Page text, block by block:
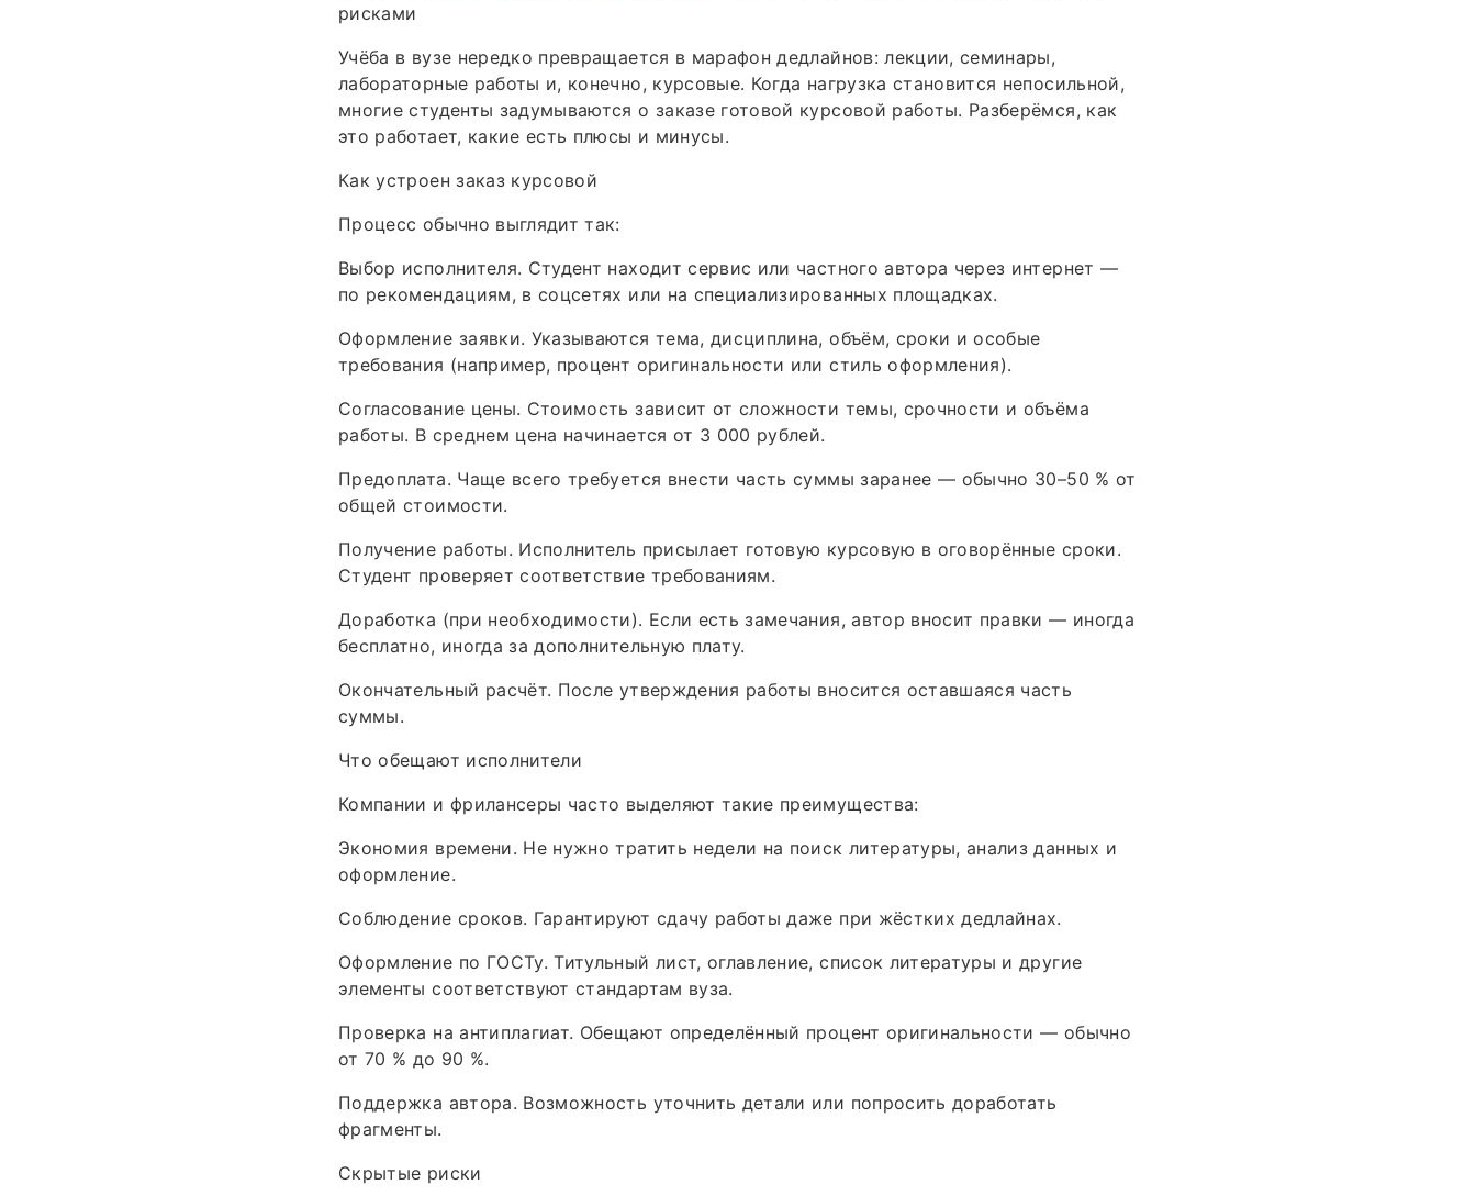
рисками
Учёба в вузе нередко превращается в марафон дедлайнов: лекции, семинары,
лабораторные работы и, конечно, курсовые. Когда нагрузка становится непосильной,
многие студенты задумываются о заказе готовой курсовой работы. Разберёмся, как
это работает, какие есть плюсы и минусы.
Как устроен заказ курсовой
Процесс обычно выглядит так:
Выбор исполнителя. Студент находит сервис или частного автора через интернет —
по рекомендациям, в соцсетях или на специализированных площадках.
Оформление заявки. Указываются тема, дисциплина, объём, сроки и особые
требования (например, процент оригинальности или стиль оформления).
Согласование цены. Стоимость зависит от сложности темы, срочности и объёма
работы. В среднем цена начинается от 3 000 рублей.
Предоплата. Чаще всего требуется внести часть суммы заранее — обычно 30–50 % от
общей стоимости.
Получение работы. Исполнитель присылает готовую курсовую в оговорённые сроки.
Студент проверяет соответствие требованиям.
Доработка (при необходимости). Если есть замечания, автор вносит правки — иногда
бесплатно, иногда за дополнительную плату.
Окончательный расчёт. После утверждения работы вносится оставшаяся часть
суммы.
Что обещают исполнители
Компании и фрилансеры часто выделяют такие преимущества:
Экономия времени. Не нужно тратить недели на поиск литературы, анализ данных и
оформление.
Соблюдение сроков. Гарантируют сдачу работы даже при жёстких дедлайнах.
Оформление по ГОСТу. Титульный лист, оглавление, список литературы и другие
элементы соответствуют стандартам вуза.
Проверка на антиплагиат. Обещают определённый процент оригинальности — обычно
от 70 % до 90 %.
Поддержка автора. Возможность уточнить детали или попросить доработать
фрагменты.
Скрытые риски